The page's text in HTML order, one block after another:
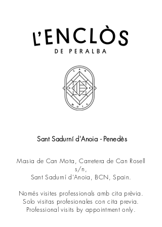
Sant Sadurní d'Anoia - Penedès
Masia de Can Mota, Carretera de Can Rosell
s/n,
Sant Sadurní d'Anoia, BCN, Spain.
Només visites professionals amb cita prèvia.
Solo visitas profesionales con cita previa.
Professional visits by appointment only.